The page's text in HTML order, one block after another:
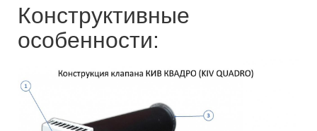
Конструктивные
особенности: